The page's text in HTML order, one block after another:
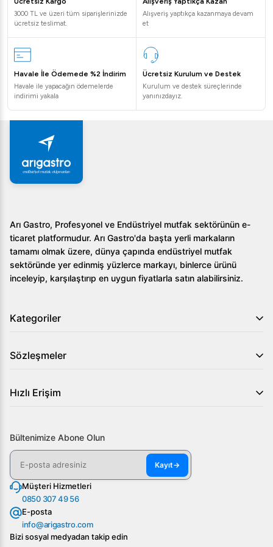
yapmanıza yardımcı olur.
Sıkça Sorulan Sorular
1.Pişirme yüzeyinde hangi kaplama seçenekleri
bulunur?
Opsiyonel olarak sert krom kaplama ile maksimum hijyen
Ürünün garanti süresi nedir?
Öztiryakiler ürünleri genellikle 2 yıl garanti kapsamındadır,
ancak garanti koşulları ürünün satış yerine göre değişiklik
3. Hangi işletmeler için uygundur?
Restoranlar, oteller ve catering firmaları için idealdir.
Sonuç olarak, Öztiryakiler 900 Seri Set Üstü Grill Plate
Oluklu Elektrikli 80*90*30, profesyonel mutfak
Detaylı bilgi almak ve bu ürünü keşfetmek için Arıgastro
3000 TL ve üzeri tüm siparişlerinizde
ücretsiz teslimat.
Alışveriş yaptıkça kazanmaya devam
et
Havale İle Ödemede %2 İndirim
Havale ile yapacağın ödemelerde
indirimi yakala
Ücretsiz Kurulum ve Destek
Kurulum ve destek süreçlerinde
yanınızdayız.
Arı Gastro, Profesyonel ve Endüstriyel mutfak sektörünün e-
ticaret platformudur. Arı Gastro'da başta yerli markaların
tamamı olmak üzere, dünya çapında endüstriyel mutfak
sektöründe yer edinmiş yüzlerce markayı, binlerce ürünü
inceleyip, karşılaştırıp en uygun fiyatlarla satın alabilirsiniz.
Kategoriler
Sözleşmeler
Hızlı Erişim
Bültenimize Abone Olun
Kayıt→
Müşteri Hizmetleri
0850 307 49 56
E-posta
info@arigastro.com
Bizi sosyal medyadan takip edin